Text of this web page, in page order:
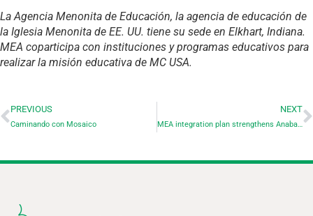
La Agencia Menonita de Educación, la agencia de educación de
la Iglesia Menonita de EE. UU. tiene su sede en Elkhart, Indiana.
MEA coparticipa con instituciones y programas educativos para
realizar la misión educativa de MC USA.
PREVIOUS
Caminando con Mosaico
NEXT
MEA integration plan strengthens Anabaptist education in MC USA